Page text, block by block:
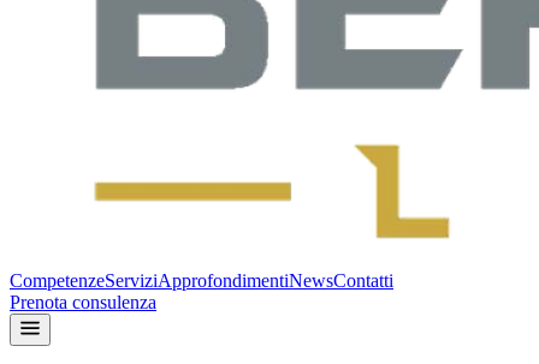
CompetenzeServiziApprofondimentiNewsContatti
Prenota consulenza